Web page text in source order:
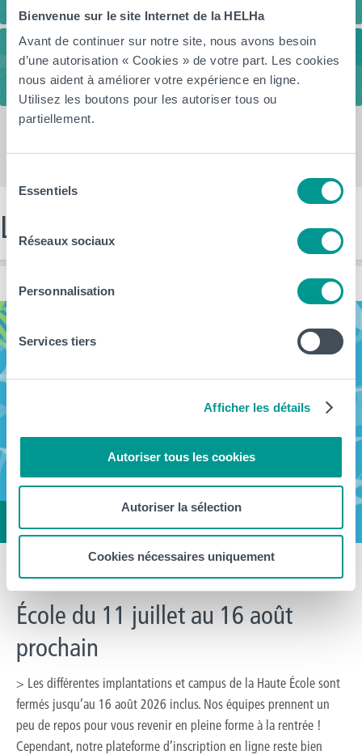
Bienvenue sur le site Internet de la HELHa
Avant de continuer sur notre site, nous avons besoin
d’une autorisation « Cookies » de votre part. Les cookies
nous aident à améliorer votre expérience en ligne.
Utilisez les boutons pour les autoriser tous ou
partiellement.
Essentiels
Réseaux sociaux
Personnalisation
Services tiers
Afficher les détails
Autoriser tous les cookies
Autoriser la sélection
Cookies nécessaires uniquement
Vidéos
Les dernières news
Fermeture estivale de notre Haute
École du 11 juillet au 16 août
prochain
> Les différentes implantations et campus de la Haute École sont
fermés jusqu’au 16 août 2026 inclus. Nos équipes prennent un
peu de repos pour vous revenir en pleine forme à la rentrée !
Cependant, notre plateforme d’inscription en ligne reste bien